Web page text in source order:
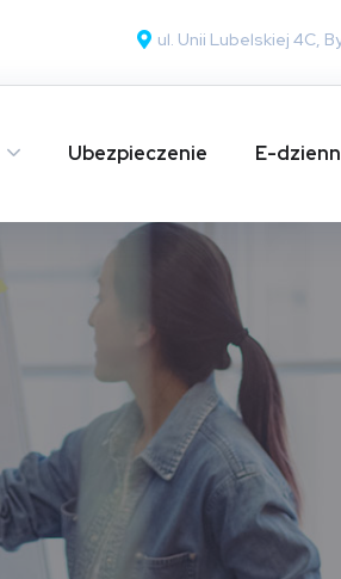
ul. Unii Lubelskiej 4C,
Ubezpieczenie E-